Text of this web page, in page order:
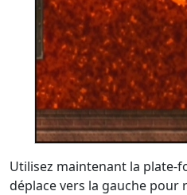
Utilisez maintenant la plate-
déplace vers la gauche